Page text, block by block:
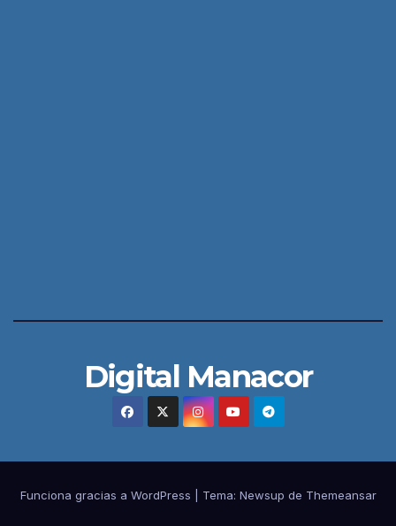
Digital Manacor
Funciona gracias a WordPress Tema: Newsup de Themeansar